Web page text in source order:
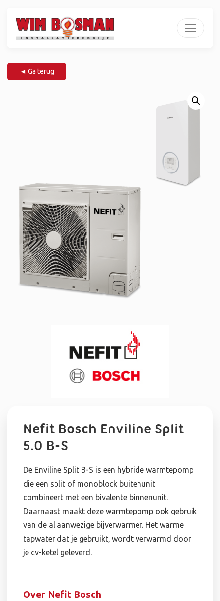
◄ Ga terug
Nefit Bosch Enviline Split
5.0 B-S
De Enviline Split B-S is een hybride warmtepomp
die een split of monoblock buitenunit
combineert met een bivalente binnenunit.
Daarnaast maakt deze warmtepomp ook gebruik
van de al aanwezige bijverwarmer. Het warme
tapwater dat je gebruikt, wordt verwarmd door
je cv-ketel geleverd.
Over Nefit Bosch